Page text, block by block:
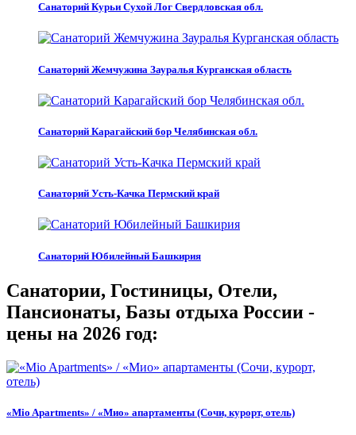
Санаторий Курьи Сухой Лог Свердловская обл.
Санаторий Жемчужина Зауралья Курганская область
Санаторий Карагайский бор Челябинская обл.
Санаторий Усть-Качка Пермский край
Санаторий Юбилейный Башкирия
Санатории, Гостиницы, Отели,
Пансионаты, Базы отдыха России -
цены на 2026 год:
«Mio Apartments» / «Мио» апартаменты (Сочи, курорт, отель)